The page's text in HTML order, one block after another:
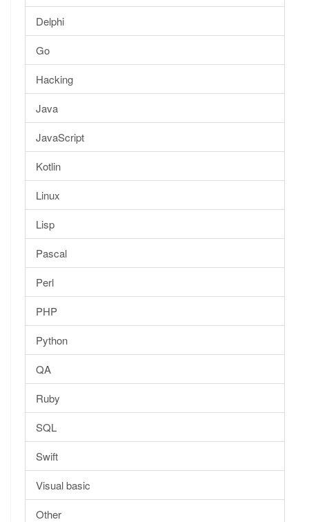
Delphi
Go
Hacking
Java
JavaScript
Kotlin
Linux
Lisp
Pascal
Perl
PHP
Python
QA
Ruby
SQL
Swift
Visual basic
Other